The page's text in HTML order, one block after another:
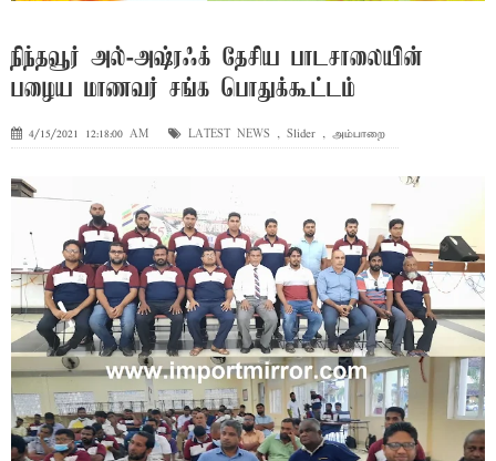
நிந்தவூர் அல்-அஷ்ரஃக் தேசிய பாடசாலையின்
பழைய மாணவர் சங்க பொதுக்கூட்டம்
4/15/2021 12:18:00 AM LATEST NEWS , Slider , அம்பாறை